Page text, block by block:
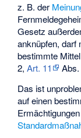
z. B. der
Gesetz
anknüpfen, darf
bestimmte
2,Art. 11
Das ist
auf einen